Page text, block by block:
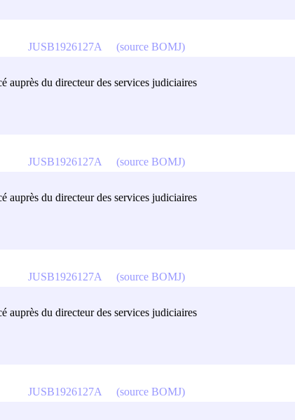
auprès du directeur des services judiciaires
JUSB1926127A (source BOMJ)
auprès du directeur des services judiciaires
JUSB1926127A (source BOMJ)
auprès du directeur des services judiciaires
JUSB1926127A (source BOMJ)
JUSB1926127A (source BOMJ)